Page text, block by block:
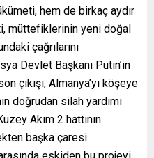
hem de birkaç aydır
müttefiklerinin yeni doğal
çağrılarını
Devlet Başkanı Putin’in
çıkışı, Almanya’yı köşeye
doğrudan silah yardımı
Akım 2 hattının
başka çaresi
eskiden bu projeyi